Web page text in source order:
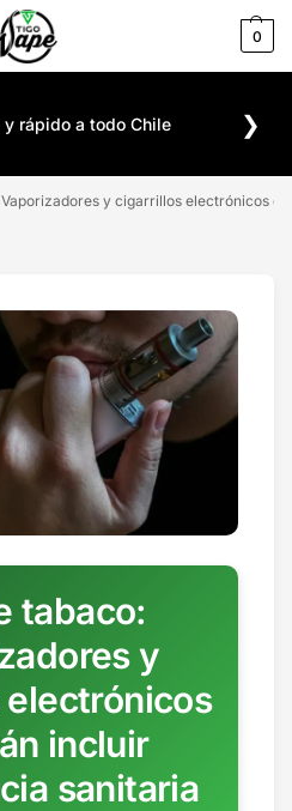
0
y rápido a todo Chile ❯
y cigarrillos electrónicos
tabaco:
y
incluir
sanitaria